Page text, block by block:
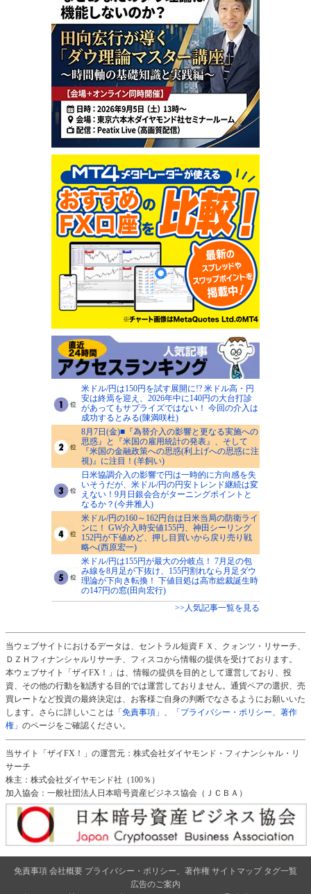
米ドル/円は150円を試す展開に!? 米ドル高・円
安は終焉を迎え、2026年中に140円の大台打診
があってもサプライズではない！ 今回の介入は
成功するとみる(陳満咲杜)
8月7日(金)■『為替介入の影響と更なる実施への
思惑』と『米国の雇用統計の発表』、そして
『米国の金融政策への思惑(利上げへの思惑に注
視)』に注目！(羊飼い)
日米協調介入の影響で円は一時的に方向感を失
いそうだが、米ドル/円の円安トレンド継続は変
えない！9月日銀会合がターニングポイントと
なるか？(今井雅人)
米ドル/円の160～162円台は日米当局の防衛ライ
ンに！ GW介入時安値155円、神田シーリング
152円が下値めど、押し目買いから戻り売り戦
略へ(西原宏一)
米ドル/円は155円が最大の分岐点！ 7月足の包
み線を8月足が下抜け、155円割れなら月足ダウ
理論が下向き転換！ 下値目処は高市総裁誕生時
の147円の窓(田向宏行)
>>人気記事一覧を見る
当ウェブサイトにおけるデータは、セントラル短資ＦＸ、クォンツ・リサーチ、
ＤＺＨフィナンシャルリサーチ、フィスコから情報の提供を受けております。
本ウェブサイト「ザイFX！」は、情報の提供を目的として運営しており、投
資、その他の行動を勧誘する目的では運営しておりません。通貨ペアの選択、売
買レートなど投資の最終決定は、お客様ご自身の判断でなさるようにお願いいた
します。さらに詳しいことは 「免責事項」
「プライバシー・ポリシー、著作
権」 のページをご確認ください。
当サイト「ザイFX！」の運営元：株式会社ダイヤモンド・フィナンシャル・リ
サーチ
株主：株式会社ダイヤモンド社（100％）
加入協会：一般社団法人日本暗号資産ビジネス協会（ＪＣＢＡ）
免責事項 会社概要 プライバシー・ポリシー、著作権 サイトマップ タグ一覧
広告のご案内